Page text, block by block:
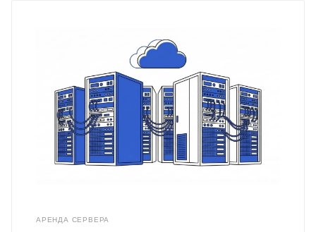
АРЕНДА СЕРВЕРА